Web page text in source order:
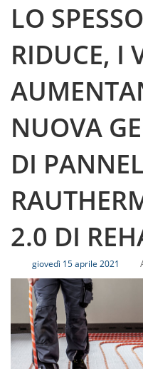
LO
RIDUCE, I
NUOVA
DI
2.0 DI
giovedì 15 aprile 2021